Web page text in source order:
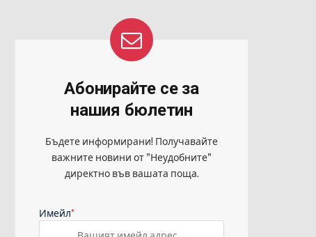
Абонирайте се за
нашия бюлетин
Бъдете информирани! Получавайте
важните новини от "Неудобните"
директно във вашата поща.
Имейл*